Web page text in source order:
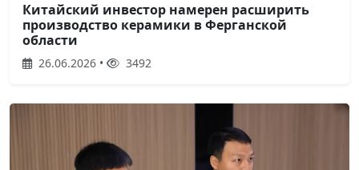
Китайский инвестор намерен расширить
производство керамики в Ферганской
области
26.06.2026 • 3492